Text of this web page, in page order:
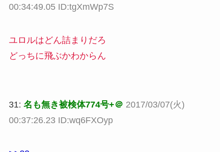
00:34:49.05 ID:tgXmWp7S
ユロルはどん詰まりだろ
どっちに飛ぶかわからん
31: 名も無き被検体774号+＠ 2017/03/07(火)
00:37:26.23 ID:wq6FXOyp